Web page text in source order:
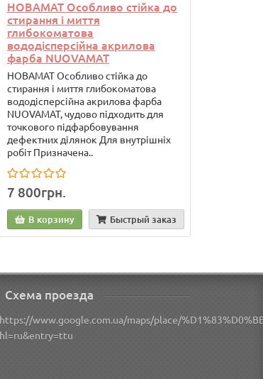
НОВАМАТ Особливо стійка до
стирання і миття
глибокоматова
вододісперсійна акрилова
фарба NUOVAMAT
НОВАМАТ Особливо стійка до
стирання і миття глибокоматова
вододісперсійна акрилова фарба
NUOVAMAT, чудово підходить для
точкового підфарбовування
дефектних ділянок Для внутрішніх
робіт Призначена..
7 800грн.
В корзину Быстрый заказ
Схема проезда
https://www.google.com.ua/maps/place/
hl=ru&entry=ttu